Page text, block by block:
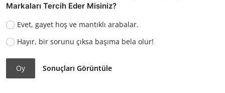
Markaları Tercih Eder Misiniz?
Evet, gayet hoş ve mantıklı arabalar.
Hayır, bir sorunu çıksa başıma bela olur!
Oy Sonuçları Görüntüle